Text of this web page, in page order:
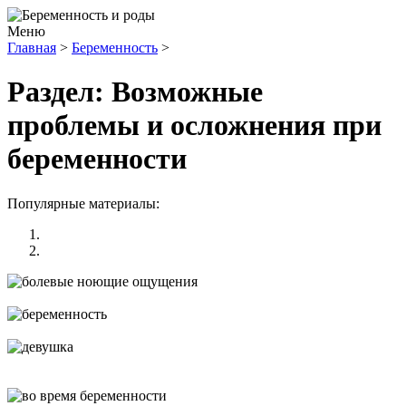
Меню
Главная > Беременность >
Раздел: Возможные
проблемы и осложнения при
беременности
Популярные материалы: